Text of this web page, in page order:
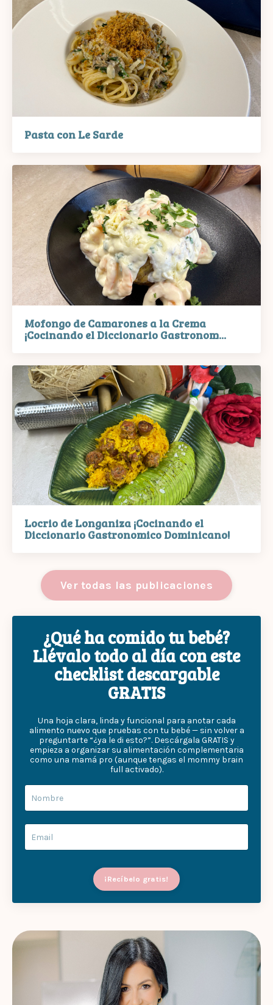
Pasta con Le Sarde
Mofongo de Camarones a la Crema
¡Cocinando el Diccionario Gastronom...
Locrio de Longaniza ¡Cocinando el
Diccionario Gastronomico Dominicano!
Ver todas las publicaciones
¿Qué ha comido tu bebé?
Llévalo todo al día con este
checklist descargable
GRATIS
Una hoja clara, linda y funcional para anotar cada
alimento nuevo que pruebas con tu bebé — sin volver a
preguntarte “¿ya le di esto?”. Descárgala GRATIS y
empieza a organizar su alimentación complementaria
como una mamá pro (aunque tengas el mommy brain
full activado).
¡Recíbelo gratis!